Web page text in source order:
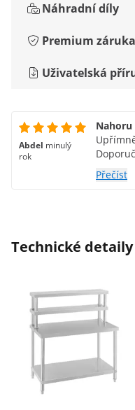
Náhradní díly
Premium záruka
Uživatelská
Abdel minulý
rok
Nahoru
Přečíst
Technické detaily